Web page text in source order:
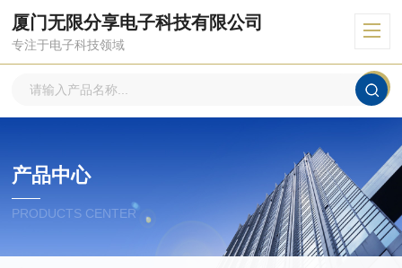
厦门无限分享电子科技有限公司
专注于电子科技领域
产品中心
PRODUCTS CENTER